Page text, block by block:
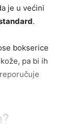
je u većini
.
bokserice
pa bi ih